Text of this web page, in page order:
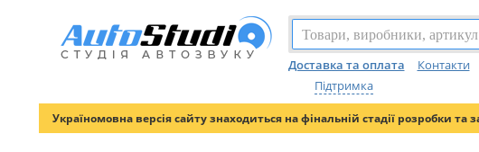
Доставка та оплата Контакти
Підтримка
Україномовна версія сайту знаходиться на фінальній стадії розробки